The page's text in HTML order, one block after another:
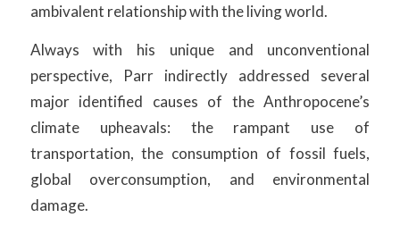
ambivalent relationship with the living world.
Always with his unique and unconventional
perspective, Parr indirectly addressed several
major identified causes of the Anthropocene’s
climate upheavals: the rampant use of
transportation, the consumption of fossil fuels,
global overconsumption, and environmental
damage.